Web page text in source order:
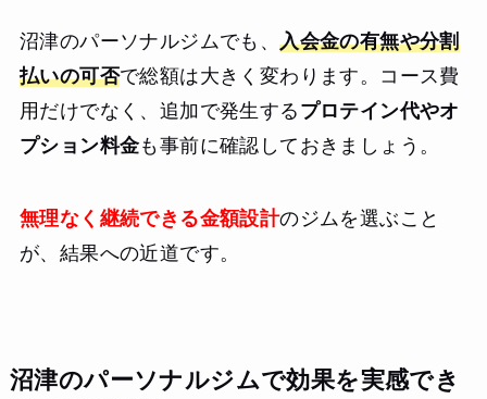
沼津のパーソナルジムでも、入会金の有無や分割
払いの可否で総額は大きく変わります。コース費
用だけでなく、追加で発生する プロテイン代やオ
プション料金も事前に確認しておきましょう。
無理なく継続できる金額設計のジムを選ぶこと
が、結果への近道です。
沼津のパーソナルジムで効果を実感でき